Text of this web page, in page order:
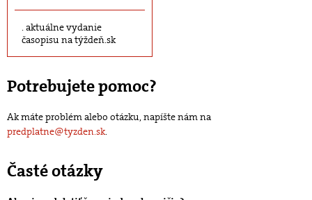
aktuálne vydanie
časopisu na týždeň.sk
Potrebujete pomoc?
Ak máte problém alebo otázku, napíšte nám na
predplatne@tyzden.sk.
Časté otázky